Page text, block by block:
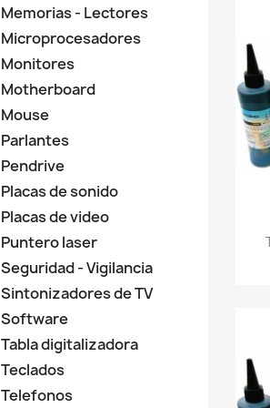
Memorias - Lectores
Microprocesadores
Monitores
Motherboard
Mouse
Parlantes
Pendrive
Placas de sonido
Placas de video
Puntero laser
Seguridad - Vigilancia
Sintonizadores de TV
Software
Tabla digitalizadora
Teclados
Telefonos